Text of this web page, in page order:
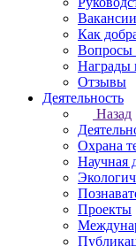
Вакансии
Как
Вопросы
Награды
Отзывы
Деятельность
Назад
Охрана
Научная
Проекты